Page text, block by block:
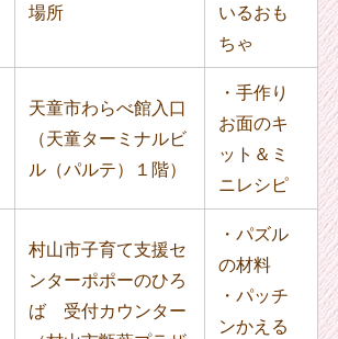
場所
いるおも
ちゃ
天童市わらべ館入口
（天童ターミナルビ
ル（パルテ）１階）
・手作り
お面のキ
ット＆ミ
ニレシピ
村山市子育て支援セ
ンターポポーのひろ
ば 受付カウンター
・パズル
の材料
・パッチ
ンかえる